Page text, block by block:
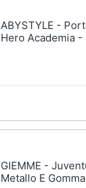
ABYSTYLE -
Hero Academia -
GIEMME -
Metallo E